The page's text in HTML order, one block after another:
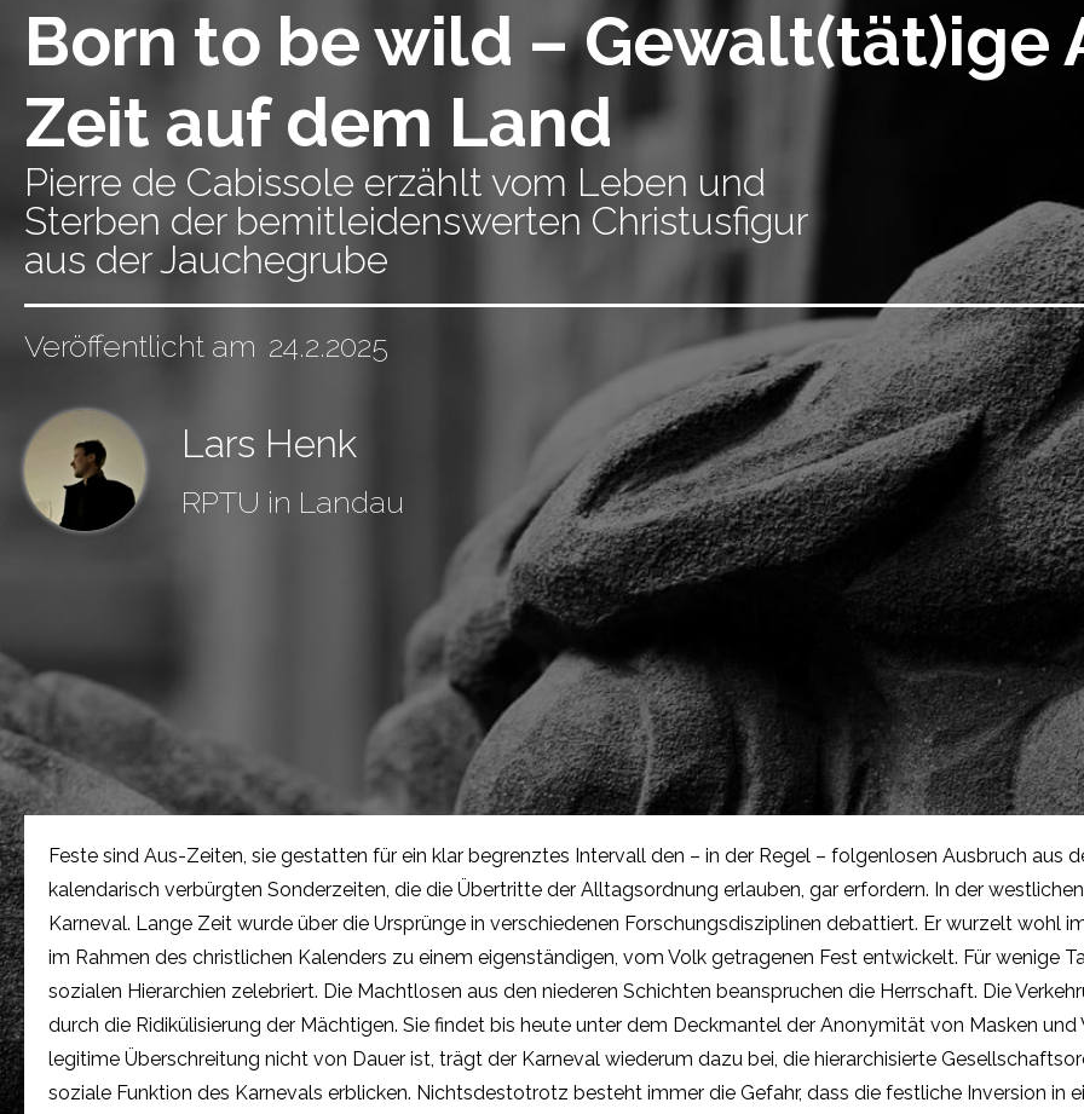
Born to be wild – Gewalt(tät)ige
Zeit auf dem Land
Pierre de Cabissole erzählt vom Leben und
Sterben der bemitleidenswerten Christusfigur
aus der Jauchegrube
Veröffentlicht am 24.2.2025
Lars Henk
RPTU in Landau
Feste sind Aus-Zeiten, sie gestatten für ein klar begrenztes Intervall den – in der Regel – folgenlosen Ausbruch aus
kalendarisch verbürgten Sonderzeiten, die die Übertritte der Alltagsordnung erlauben, gar erfordern. In der
Karneval. Lange Zeit wurde über die Ursprünge in verschiedenen Forschungsdisziplinen debattiert. Er wurzelt wohl
im Rahmen des christlichen Kalenders zu einem eigenständigen, vom Volk getragenen Fest entwickelt. Für wenige
sozialen Hierarchien zelebriert. Die Machtlosen aus den niederen Schichten beanspruchen die Herrschaft. Die
durch die Ridikülisierung der Mächtigen. Sie findet bis heute unter dem Deckmantel der Anonymität von Masken
legitime Überschreitung nicht von Dauer ist, trägt der Karneval wiederum dazu bei, die hierarchisierte
soziale Funktion des Karnevals erblicken. Nichtsdestotrotz besteht immer die Gefahr, dass die festliche Inversion in